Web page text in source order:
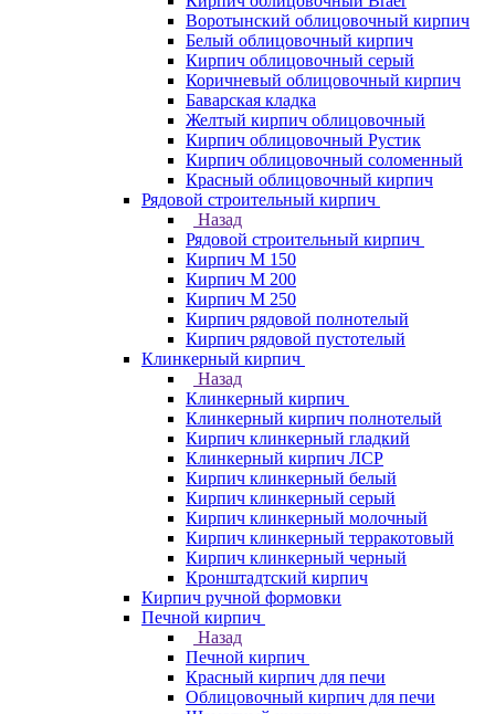
Воротынский облицовочный кирпич
Белый облицовочный кирпич
Кирпич облицовочный серый
Коричневый облицовочный кирпич
Баварская кладка
Желтый кирпич облицовочный
Кирпич облицовочный Рустик
Кирпич облицовочный соломенный
Красный облицовочный кирпич
Рядовой строительный кирпич
Назад
Рядовой строительный кирпич
Кирпич М 150
Кирпич М 200
Кирпич М 250
Кирпич рядовой полнотелый
Кирпич рядовой пустотелый
Клинкерный кирпич
Назад
Клинкерный кирпич
Клинкерный кирпич полнотелый
Кирпич клинкерный гладкий
Клинкерный кирпич ЛСР
Кирпич клинкерный белый
Кирпич клинкерный серый
Кирпич клинкерный молочный
Кирпич клинкерный терракотовый
Кирпич клинкерный черный
Кронштадтский кирпич
Кирпич ручной формовки
Печной кирпич
Назад
Печной кирпич
Красный кирпич для печи
Облицовочный кирпич для печи